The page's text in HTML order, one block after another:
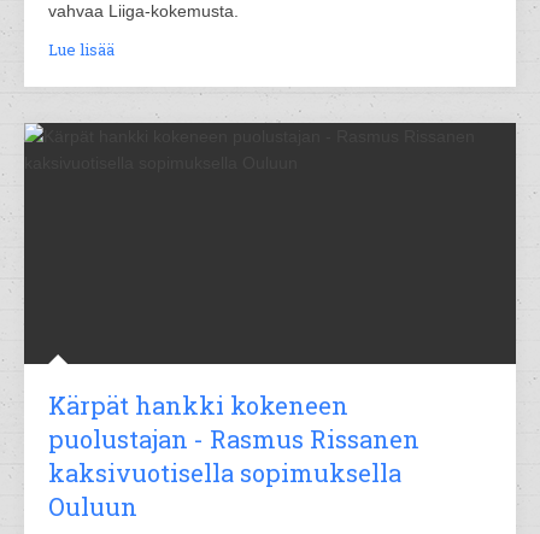
vahvaa Liiga-kokemusta.
Lue lisää
Kärpät hankki kokeneen
puolustajan - Rasmus Rissanen
kaksivuotisella sopimuksella
Ouluun